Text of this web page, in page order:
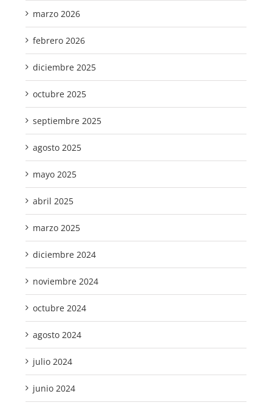
marzo 2026
febrero 2026
diciembre 2025
octubre 2025
septiembre 2025
agosto 2025
mayo 2025
abril 2025
marzo 2025
diciembre 2024
noviembre 2024
octubre 2024
agosto 2024
julio 2024
junio 2024